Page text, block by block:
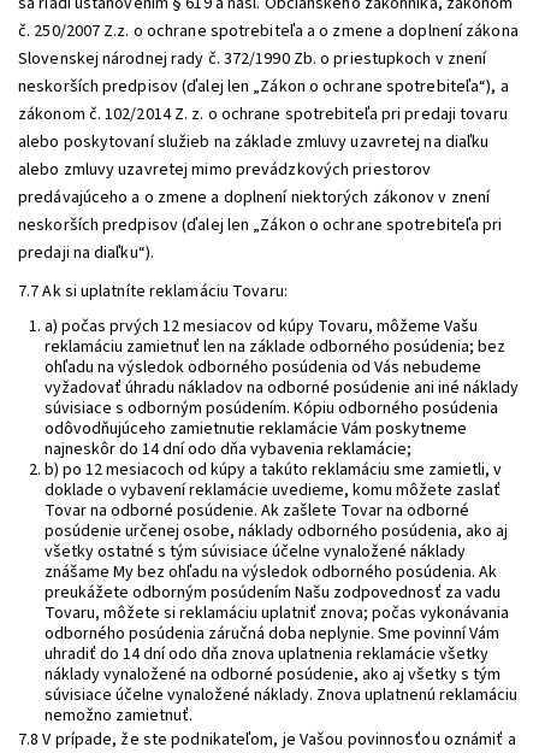
č. 250/2007 Z.z. o ochrane spotrebiteľa a o zmene a doplnení zákona
Slovenskej národnej rady č. 372/1990 Zb. o priestupkoch v znení
neskorších predpisov (ďalej len „Zákon o ochrane spotrebiteľa“), a
zákonom č. 102/2014 Z. z. o ochrane spotrebiteľa pri predaji tovaru
alebo poskytovaní služieb na základe zmluvy uzavretej na diaľku
alebo zmluvy uzavretej mimo prevádzkových priestorov
predávajúceho a o zmene a doplnení niektorých zákonov v znení
neskorších predpisov (ďalej len „Zákon o ochrane spotrebiteľa pri
predaji na diaľku“).
7.7 Ak si uplatníte reklamáciu Tovaru:
a) počas prvých 12 mesiacov od kúpy Tovaru, môžeme Vašu
reklamáciu zamietnuť len na základe odborného posúdenia; bez
ohľadu na výsledok odborného posúdenia od Vás nebudeme
vyžadovať úhradu nákladov na odborné posúdenie ani iné náklady
súvisiace s odborným posúdením. Kópiu odborného posúdenia
odôvodňujúceho zamietnutie reklamácie Vám poskytneme
najneskôr do 14 dní odo dňa vybavenia reklamácie;
b) po 12 mesiacoch od kúpy a takúto reklamáciu sme zamietli, v
doklade o vybavení reklamácie uvedieme, komu môžete zaslať
Tovar na odborné posúdenie. Ak zašlete Tovar na odborné
posúdenie určenej osobe, náklady odborného posúdenia, ako aj
všetky ostatné s tým súvisiace účelne vynaložené náklady
znášame My bez ohľadu na výsledok odborného posúdenia. Ak
preukážete odborným posúdením Našu zodpovednosť za vadu
Tovaru, môžete si reklamáciu uplatniť znova; počas vykonávania
odborného posúdenia záručná doba neplynie. Sme povinní Vám
uhradiť do 14 dní odo dňa znova uplatnenia reklamácie všetky
náklady vynaložené na odborné posúdenie, ako aj všetky s tým
súvisiace účelne vynaložené náklady. Znova uplatnenú reklamáciu
nemožno zamietnuť.
7.8 V prípade, že ste podnikateľom, je Vašou povinnosťou oznámiť a